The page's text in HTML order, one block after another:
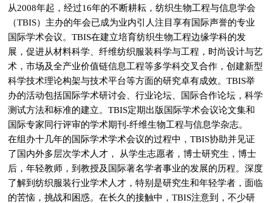
从2008年起，经过16年的不断耕耘，纺织生物工程与信息学会
（TBIS）主办的年会已成为业内引人注目享有国际声誉的专业
国际学术会议。TBIS在建立培育纺织生物工程边缘学科的发
展，促进从材料科学、纤维纺织服装科学与工程，时尚设计与艺
术，市场及全产业价值链信息工程等多学科交叉合作，创建新型
科学技术理论构架与技术平台等方面的研究卓有成效。TBIS举
办的活动包括国际学术研讨会、行业论坛、国际合作论坛，科学
测试方法和标准的建立。TBIS定期出版国际学术会议论文集和
国际专家同行评审的学术期刊-纤维生物工程与信息学杂志。
在组办十几年的国际学术学术会议的过程中，TBIS协助并见证
了国内外多层次学术人才， 从学生志愿者，博士研究生，博士
后，年轻教师，到教授及国际著名学者事业的发展的历程。深度
了解到纺织服装行业学术人才，特别是研究生和年轻学者，面临
的苦恼，挑战和困惑。在长久的接触中，TBIS注意到，不少研